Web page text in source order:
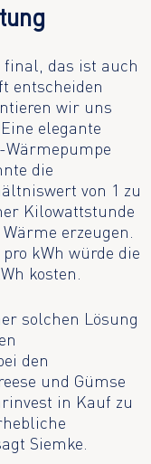
final, das ist auch
entscheiden
wir uns
elegante
Wärmepumpe
die
von 1 zu
Kilowattstunde
erzeugen.
kWh würde die
kosten.
solchen Lösung
den
und Gümse
in Kauf zu
Siemke.